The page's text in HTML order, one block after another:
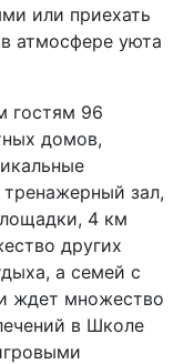
или приехать
атмосфере уюта
гостям 96
домов,
тренажерный зал,
4 км
других
а семей с
ждет множество
в Школе